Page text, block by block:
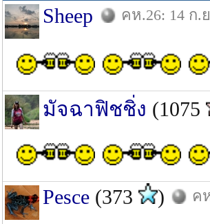
Sheep คห.26: 14 ก.
มัจฉาฟิชชิ่ง (1075
Pesce (373 ) ค